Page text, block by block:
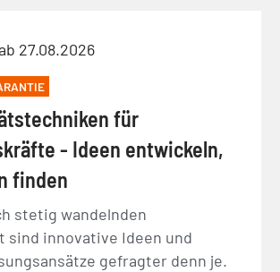
27.08.2026
für
- Ideen entwickeln,
finden
stetig wandelnden
sind innovative Ideen und
gefragter denn je.